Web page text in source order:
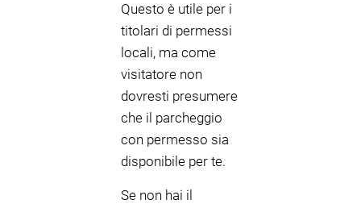
Questo è utile per i
titolari di permessi
locali, ma come
visitatore non
dovresti presumere
che il parcheggio
con permesso sia
disponibile per te.
Se non hai il